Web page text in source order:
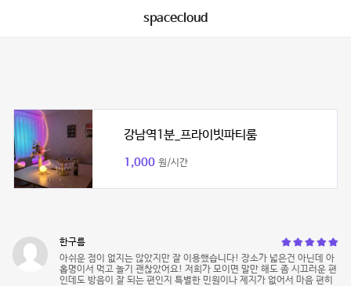
spacecloud
강남역1분_프라이빗파티룸
1,000 원/시간
한구름
아쉬운 점이 없지는 않았지만 잘 이용했습니다! 장소가 넓은건 아닌데 아
홉명이서 먹고 놀기 괜찮았어요! 저희가 모이면 말만 해도 좀 시끄러운 편
인데도 방음이 잘 되는 편인지 특별한 민원이나 제지가 없어서 마음 편히